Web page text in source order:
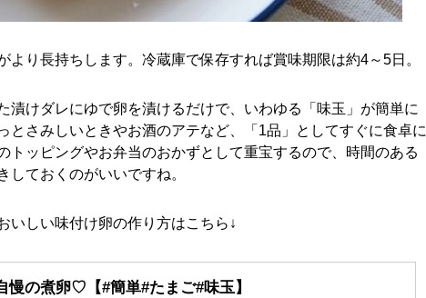
より長持ちします。冷蔵庫で保存すれば賞味期限は約4～5日。
漬けダレにゆで卵を漬けるだけで、いわゆる「味玉」が簡単に
とさみしいときやお酒のアテなど、「1品」としてすぐに食卓に
トッピングやお弁当のおかずとして重宝するので、時間のある
しておくのがいいですね。
いしい味付け卵の作り方はこちら↓
慢の煮卵♡【#簡単#たまご#味玉】